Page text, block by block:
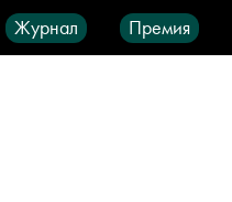
Журнал Премия
Город IT-продукты